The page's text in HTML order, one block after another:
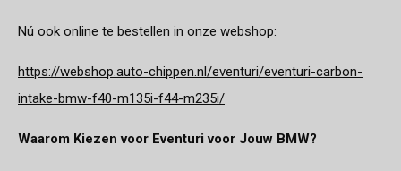
Nú ook online te bestellen in onze webshop:
https://webshop.auto-chippen.nl/eventuri/eventuri-carbon-
intake-bmw-f40-m135i-f44-m235i/
Waarom Kiezen voor Eventuri voor Jouw BMW?